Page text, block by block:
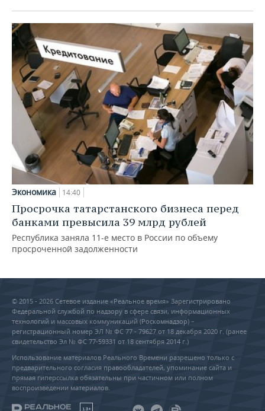
Экономика 14:40
Просрочка татарстанского бизнеса перед
банками превысила 39 млрд рублей
Республика заняла 11-е место в России по объему
просроченной задолженности
© 2015 - 2026 Сетевое издание «Реальное время» Зарегистрировано
Федеральной службой по надзору в сфере связи, информационных
технологий и массовых коммуникаций (Роскомнадзор) –
регистрационный номер ЭЛ № ФС 77 - 79627 от 18 декабря 2020 г. (ранее
свидетельство Эл № ФС 77-59331 от 18 сентября 2014 г.)
Использование материалов Реального Времени разрешено только с
предварительного согласия правообладателей, упоминание сайта и
прямая гиперссылка обязательны при частичном или полном
воспроизведении материалов.
18+